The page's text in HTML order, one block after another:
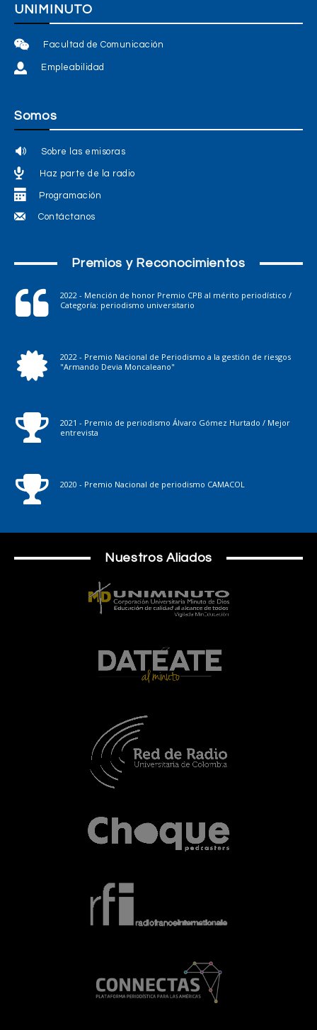
UNIMINUTO
Facultad de Comunicación
Empleabilidad
Somos
Sobre las emisoras
Haz parte de la radio
Programación
Contáctanos
Premios y Reconocimientos
2022 - Mención de honor Premio CPB al mérito periodístico /
Categoría: periodismo universitario
2022 - Premio Nacional de Periodismo a la gestión de riesgos
"Armando Devia Moncaleano"
2021 - Premio de periodismo Álvaro Gómez Hurtado / Mejor
entrevista
2020 - Premio Nacional de periodismo CAMACOL
Nuestros Aliados